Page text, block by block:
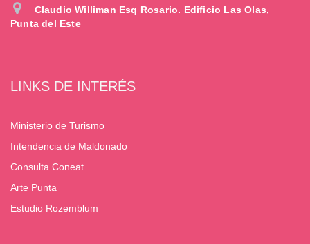
Claudio Williman Esq Rosario. Edificio Las Olas,
Punta del Este
LINKS DE INTERÉS
Ministerio de Turismo
Intendencia de Maldonado
Consulta Coneat
Arte Punta
Estudio Rozemblum